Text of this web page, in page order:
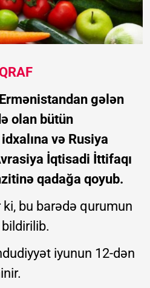
gələn
olan bütün
və Rusiya
İqtisadi İttifaqı
qadağa qoyub.
bu barədə qurumun
iyunun 12-dən